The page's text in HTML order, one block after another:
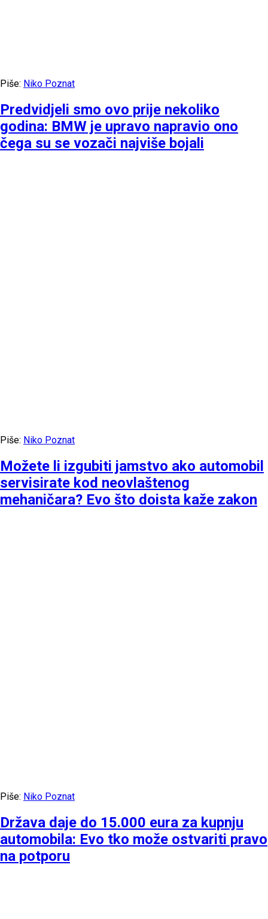
Piše: Niko Poznat
Predvidjeli smo ovo prije nekoliko
godina: BMW je upravo napravio ono
čega su se vozači najviše bojali
Piše: Niko Poznat
Možete li izgubiti jamstvo ako automobil
servisirate kod neovlaštenog
mehaničara? Evo što doista kaže zakon
Piše: Niko Poznat
Država daje do 15.000 eura za kupnju
automobila: Evo tko može ostvariti pravo
na potporu